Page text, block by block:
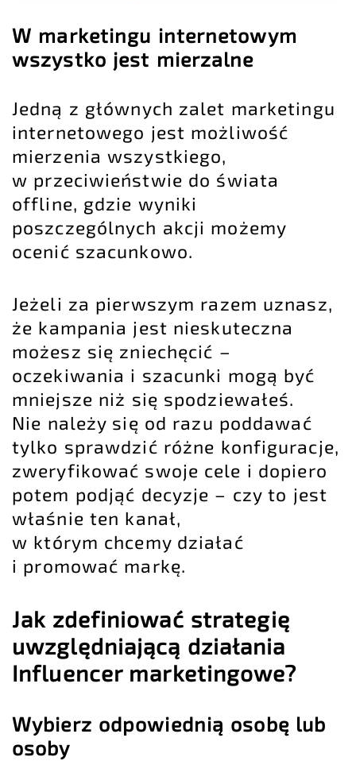
W marketingu internetowym
wszystko jest mierzalne
Jedną z głównych zalet marketingu
internetowego jest możliwość
mierzenia wszystkiego,
w przeciwieństwie do świata
offline, gdzie wyniki
poszczególnych akcji możemy
ocenić szacunkowo.
Jeżeli za pierwszym razem uznasz,
że kampania jest nieskuteczna
możesz się zniechęcić –
oczekiwania i szacunki mogą być
mniejsze niż się spodziewałeś.
Nie należy się od razu poddawać
tylko sprawdzić różne konfiguracje,
zweryfikować swoje cele i dopiero
potem podjąć decyzje – czy to jest
właśnie ten kanał,
w którym chcemy działać
i promować markę.
Jak zdefiniować strategię
uwzględniającą działania
Influencer marketingowe?
Wybierz odpowiednią osobę lub
osoby